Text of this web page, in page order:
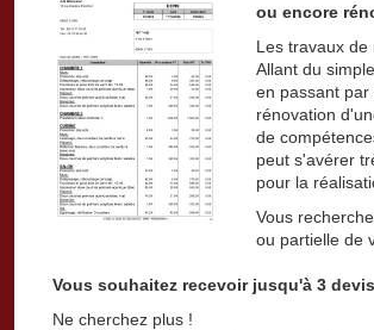
ou encore
Les travaux
Allant du
en passant
rénovation
de
peut s'avérer
pour la
Vous
ou partielle de
Vous souhaitez recevoir jusqu'à 3
Ne cherchez plus !